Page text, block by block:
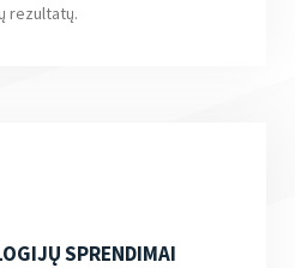
rezultatų.
SPRENDIMAI